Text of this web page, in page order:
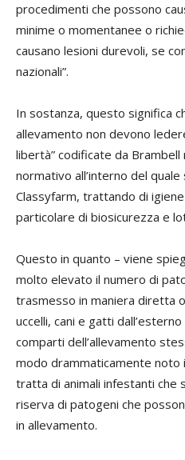
procedimenti che possono
minime o momentanee o
causano lesioni durevoli, se
nazionali”.
In sostanza, questo significa
allevamento non devono
libertà” codificate da
normativo all’interno del quale
Classyfarm, trattando di
particolare di biosicurezza e
Questo in quanto – viene
molto elevato il numero di
trasmesso in maniera diretta
uccelli, cani e gatti
comparti dell’allevamento
modo drammaticamente noto
tratta di animali infestanti che
riserva di patogeni che
in allevamento.